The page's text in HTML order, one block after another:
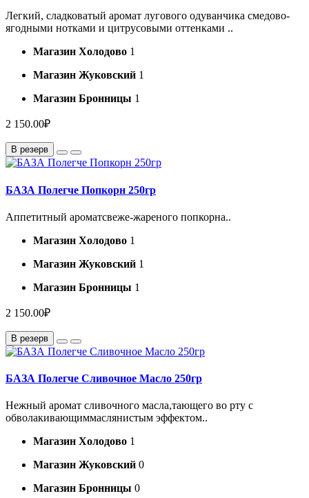
Легкий, сладковатый аромат лугового одуванчика смедово-
ягодными нотками и цитрусовыми оттенками ..
Магазин Холодово 1
Магазин Жуковский 1
Магазин Бронницы 1
2 150.00₽
В резерв
БАЗА Полегче Попкорн 250гр
Аппетитный ароматсвеже-жареного попкорна..
Магазин Холодово 1
Магазин Жуковский 1
Магазин Бронницы 1
2 150.00₽
В резерв
БАЗА Полегче Сливочное Масло 250гр
Нежный аромат сливочного масла,тающего во рту с
обволакивающиммаслянистым эффектом..
Магазин Холодово 1
Магазин Жуковский 0
Магазин Бронницы 0